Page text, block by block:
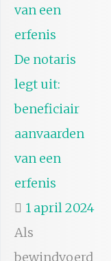
De notaris
legt uit:
beneficiair
aanvaarden
van een
erfenis
1 april 2024
Als
bewindvoerd